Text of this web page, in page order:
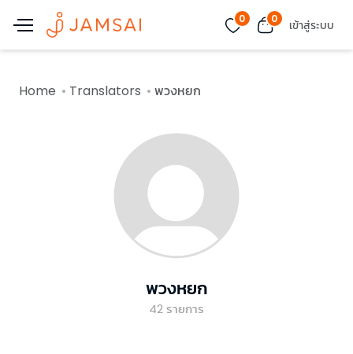
0 0 เข้าสู่ระบบ
Home Translators พวงหยก
พวงหยก
42รายการ